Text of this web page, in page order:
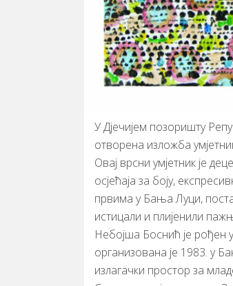
У Дјечијем позоришту
отворена изложба
Овај врсни умјетник је
осјећаја за боју,
првима у Бања Луци,
истицали и плијенили
Небојша Боснић је рођен
организована је 1983. у
излагачки простор за